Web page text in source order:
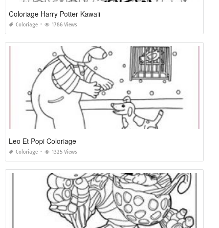
Coloriage Harry Potter Kawaii
Coloriage 1786 Views
Leo Et Popi Coloriage
Coloriage 1325 Views